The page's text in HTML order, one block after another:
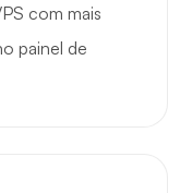
com mais
painel de